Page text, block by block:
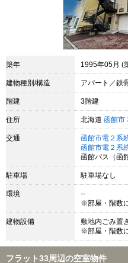
築年 1995年05月 (
建物種別/構造 アパート／鉄
階建 3階建
住所 北海道 函館市
交通 函館市電２系
函館市電２系
函館バス（函
駐車場 駐車場なし
環境
--
※部屋・階数
建物設備
敷地内ごみ置
※部屋・階数
フラット33周辺の空室物件